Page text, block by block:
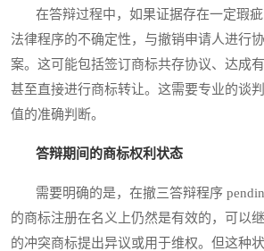
在答辩过程中，如果证据存在一定瑕疵
法律程序的不确定性，与撤销申请人进行
案。这可能包括签订商标共存协议、达成
甚至直接进行商标转让。这需要专业的谈
值的准确判断。
答辩期间的商标权利状态
需要明确的是，在撤三答辩程序
的商标注册在名义上仍然是有效的，可以
的冲突商标提出异议或用于维权。但这种